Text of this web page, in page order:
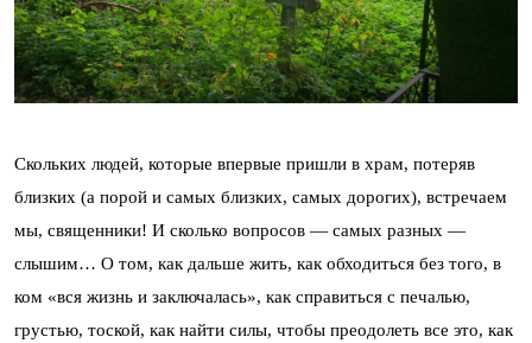
Скольких людей, которые впервые пришли в храм, потеряв
близких (а порой и самых близких, самых дорогих), встречаем
мы, священники! И сколько вопросов — самых разных —
слышим… О том, как дальше жить, как обходиться без того, в
ком «вся жизнь и заключалась», как справиться с печалью,
грустью, тоской, как найти силы, чтобы преодолеть все это, как